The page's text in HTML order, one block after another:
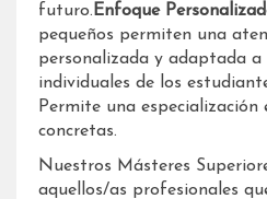
futuro. Enfoque
pequeños permiten una
personalizada y adaptada a
individuales de los
Permite una especialización
concretas.
Nuestros Másteres
aquellos/as profesionales